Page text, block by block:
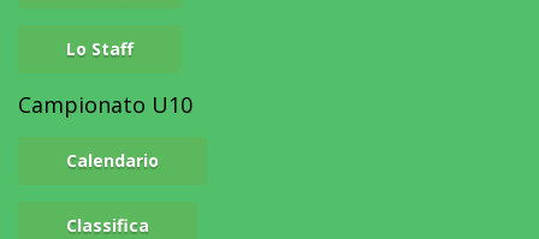
Lo Staff
Campionato U10
Calendario
Classifica